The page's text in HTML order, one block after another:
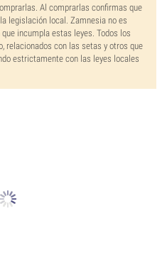
Al comprarlas confirmas que
legislación local. Zamnesia no es
incumpla estas leyes. Todos los
relacionados con las setas y otros que
estrictamente con las leyes locales